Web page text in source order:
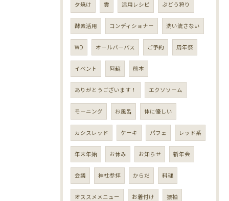
夕焼け 雲 活用レシピ ぶどう狩り
酵素活用 コンディショナー 洗い流さない
WD オールパーパス ご予約 周年祭
イベント 阿蘇 熊本
ありがとうございます！ エクソソーム
モーニング お風呂 体に優しい
カシスレッド ケーキ パフェ レッド系
年末年始 お休み お知らせ 新年会
会議 神社参拝 からだ 料理
オススメメニュー お着付け 振袖